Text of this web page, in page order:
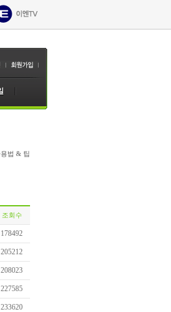
용법 & 팁
조회수
178492
205212
208023
227585
233620